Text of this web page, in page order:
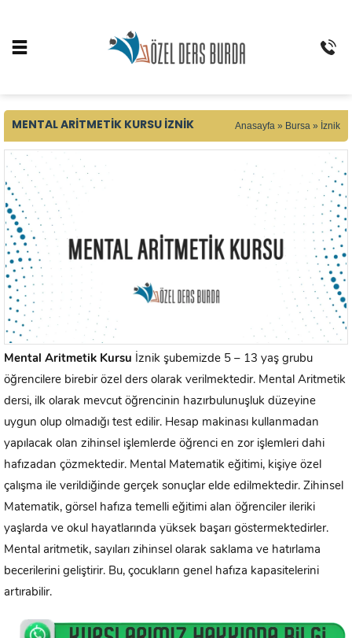
MENTAL ARITMETIK KURSU İZNIK Anasayfa » Bursa » İznik
Mental Aritmetik Kursu İznik şubemizde 5 – 13 yaş grubu
öğrencilere birebir özel ders olarak verilmektedir. Mental Aritmetik
dersi, ilk olarak mevcut öğrencinin hazırbulunuşluk düzeyine
uygun olup olmadığı test edilir. Hesap makinası kullanmadan
yapılacak olan zihinsel işlemlerde öğrenci en zor işlemleri dahi
hafızadan çözmektedir. Mental Matematik eğitimi, kişiye özel
çalışma ile verildiğinde gerçek sonuçlar elde edilmektedir. Zihinsel
Matematik, görsel hafıza temelli eğitimi alan öğrenciler ileriki
yaşlarda ve okul hayatlarında yüksek başarı göstermektedirler.
Mental aritmetik, sayıları zihinsel olarak saklama ve hatırlama
becerilerini geliştirir. Bu, çocukların genel hafıza kapasitelerini
artırabilir.